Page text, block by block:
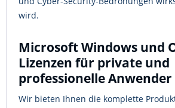
wird.
Microsoft Windows und
Lizenzen für private und
professionelle Anwender
Wir bieten Ihnen die komplette